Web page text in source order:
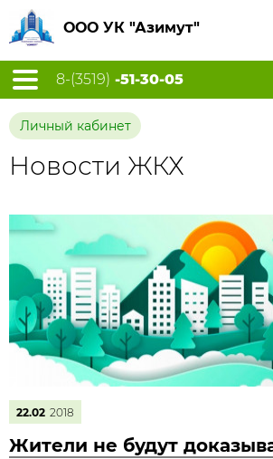
ООО УК "Азимут"
8-(3519) -51-30-05
Личный кабинет
Новости ЖКХ
22.02 2018
Жители не будут